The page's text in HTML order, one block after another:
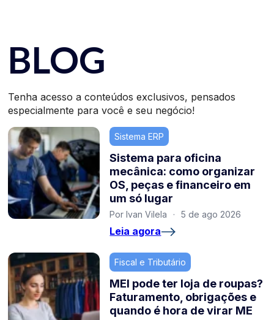
BLOG
Tenha acesso a conteúdos exclusivos, pensados
especialmente para você e seu negócio!
Sistema ERP
Sistema para oficina
mecânica: como organizar
OS, peças e financeiro em
um só lugar
Por Ivan Vilela · 5 de ago 2026
Leia agora
Fiscal e Tributário
MEI pode ter loja de roupas?
Faturamento, obrigações e
quando é hora de virar ME